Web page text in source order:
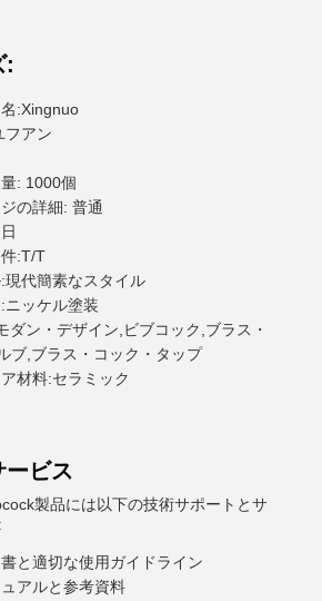
:
:Xingnuo
フアン
: 1000個
の詳細: 普通
:T/T
現代簡素なスタイル
ニッケル塗装
ダン・デザイン,ビブコック,ブラス・
ブ,ブラス・コック・タップ
材料:セラミック
ビス
製品には以下の技術サポートとサ
と適切な使用ガイドライン
アルと参考資料